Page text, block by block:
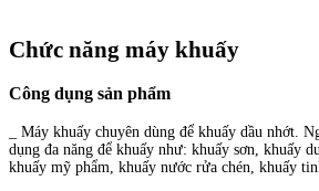
Chức năng máy khuấy
Công dụng sản phẩm
_ Máy khuấy chuyên dùng để khuấy dầu nhớt.
dụng đa năng để khuấy như: khuấy sơn, khuấy
khuấy mỹ phẩm, khuấy nước rửa chén, khuấy